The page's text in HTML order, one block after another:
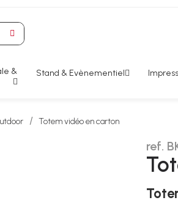
& Stand & Evènementiel
Totem vidéo en carton
ref.